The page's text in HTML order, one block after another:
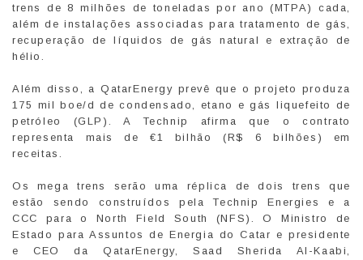
trens de 8 milhões de toneladas por ano (MTPA) cada,
além de instalações associadas para tratamento de gás,
recuperação de líquidos de gás natural e extração de
hélio.
Além disso, a QatarEnergy prevê que o projeto produza
175 mil boe/d de condensado, etano e gás liquefeito de
petróleo (GLP). A Technip afirma que o contrato
representa mais de €1 bilhão (R$ 6 bilhões) em
receitas.
Os mega trens serão uma réplica de dois trens que
estão sendo construídos pela Technip Energies e a
CCC para o North Field South (NFS). O Ministro de
Estado para Assuntos de Energia do Catar e presidente
e CEO da QatarEnergy, Saad Sherida Al-Kaabi,